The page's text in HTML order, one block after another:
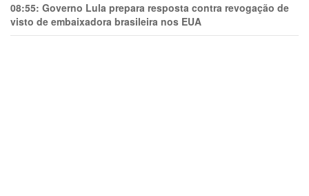
08:55: Governo Lula prepara resposta contra revogação de
visto de embaixadora brasileira nos EUA